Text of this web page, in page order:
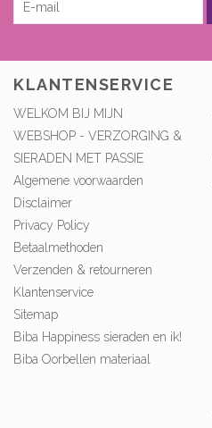
KLANTENSERVICE
WELKOM BIJ MIJN
WEBSHOP - VERZORGING &
SIERADEN MET PASSIE
Algemene voorwaarden
Disclaimer
Privacy Policy
Betaalmethoden
Verzenden & retourneren
Klantenservice
Sitemap
Biba Happiness sieraden en ik!
Biba Oorbellen materiaal